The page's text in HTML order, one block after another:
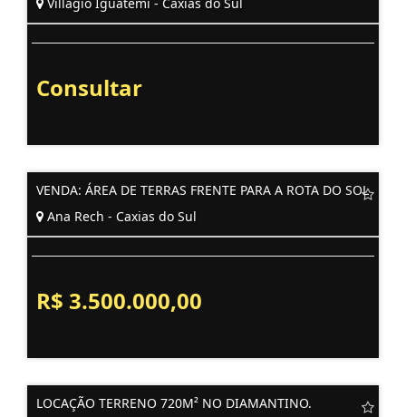
Consultar
VENDA: ÁREA DE TERRAS FRENTE PARA A ROTA DO SOL
Ana Rech - Caxias do Sul
R$ 3.500.000,00
LOCAÇÃO TERRENO 720M² NO DIAMANTINO.